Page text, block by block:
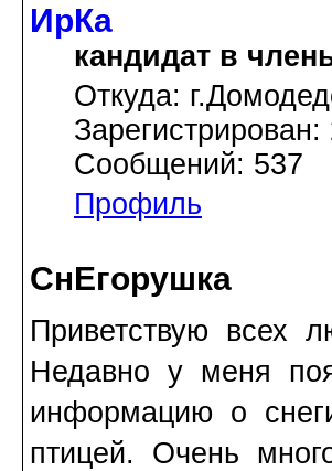
ИрКа
кандидат в
Откуда:
Сообщений: 537
Профиль
СнЕгорушка
Приветствую всех
Недавно у меня
информацию о
птицей. Очень